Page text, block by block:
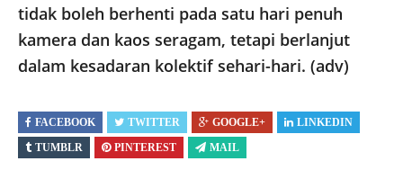
tidak boleh berhenti pada satu hari penuh
kamera dan kaos seragam, tetapi berlanjut
dalam kesadaran kolektif sehari-hari. (adv)
FACEBOOK TWITTER GOOGLE+
LINKEDIN
TUMBLR
PINTEREST MAIL